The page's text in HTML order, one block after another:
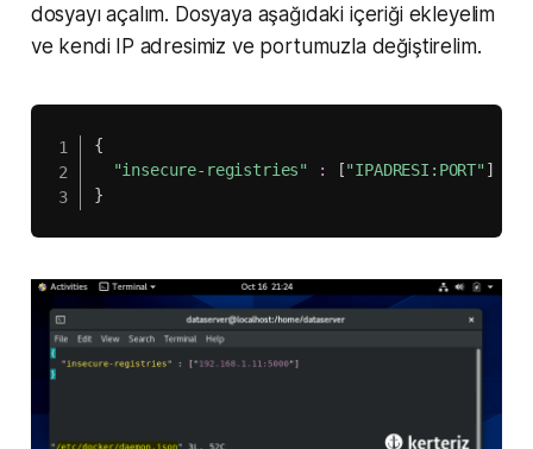
dosyayı açalım. Dosyaya aşağıdaki içeriği ekleyelim
ve kendi IP adresimiz ve portumuzla değiştirelim.
{
"insecure-registries"
: ["IPADRESI:PORT" ]
}